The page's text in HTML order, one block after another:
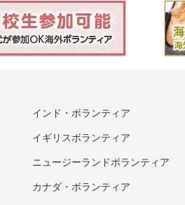
インド・ボランティア
イギリスボランティア
ニュージーランドボランティア
カナダ・ボランティア